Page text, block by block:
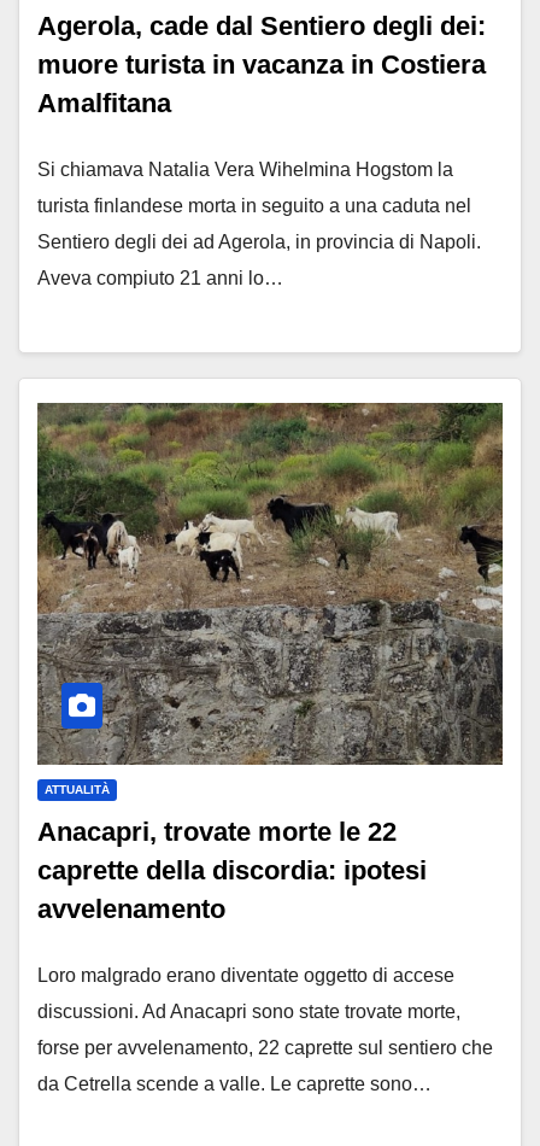
Agerola, cade dal Sentiero degli dei:
muore turista in vacanza in Costiera
Amalfitana
Si chiamava Natalia Vera Wihelmina Hogstom la
turista finlandese morta in seguito a una caduta nel
Sentiero degli dei ad Agerola, in provincia di Napoli.
Aveva compiuto 21 anni lo…
ATTUALITÀ
Anacapri, trovate morte le 22
caprette della discordia: ipotesi
avvelenamento
Loro malgrado erano diventate oggetto di accese
discussioni. Ad Anacapri sono state trovate morte,
forse per avvelenamento, 22 caprette sul sentiero che
da Cetrella scende a valle. Le caprette sono…